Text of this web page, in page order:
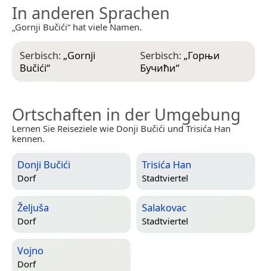
In anderen Sprachen
„Gornji Bučići“ hat viele Namen.
Serbisch: „Gornji
Bučići“
Serbisch: „Горњи
Бучићи“
Ortschaften in der Umgebung
Lernen Sie Reiseziele wie Donji Bučići und Trisića Han
kennen.
Donji Bučići
Dorf
Trisića Han
Stadtviertel
Željuša
Dorf
Salakovac
Stadtviertel
Vojno
Dorf